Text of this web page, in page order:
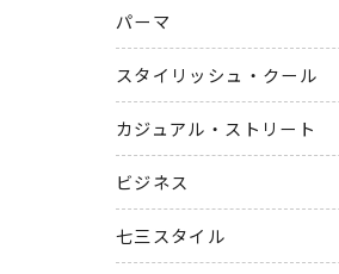
パーマ
スタイリッシュ・クール
カジュアル・ストリート
ビジネス
七三スタイル